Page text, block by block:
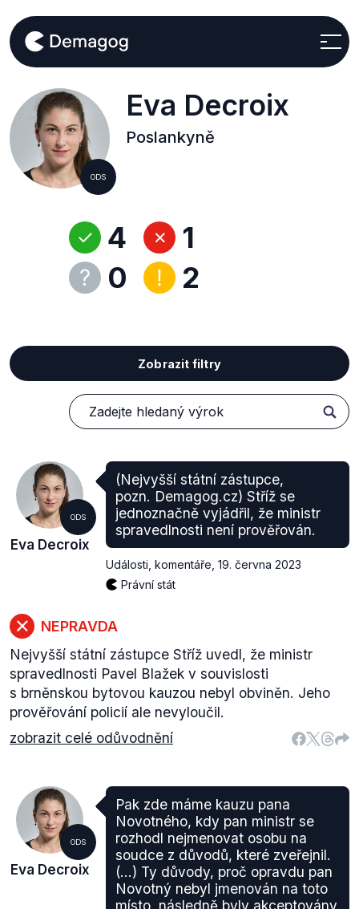
ODS
Eva Decroix
Poslankyně
4
0
1
2
Zobrazit filtry
ODS
Eva Decroix
(Nejvyšší státní zástupce,
pozn. Demagog.cz) Stříž se
jednoznačně vyjádřil, že ministr
spravedlnosti není prověřován.
Události, komentáře 19. června 2023
Právní stát
NEPRAVDA
Nejvyšší státní zástupce Stříž uvedl, že ministr
spravedlnosti Pavel Blažek v souvislosti
s brněnskou bytovou kauzou nebyl obviněn. Jeho
prověřování policií ale nevyloučil.
zobrazit celé odůvodnění
ODS
Eva Decroix
Pak zde máme kauzu pana
Novotného, kdy pan ministr se
rozhodl nejmenovat osobu na
soudce z důvodů, které zveřejnil.
(…) Ty důvody, proč opravdu pan
Novotný nebyl jmenován na toto
místo, následně byly akceptovány